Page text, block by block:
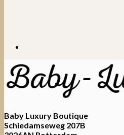
Baby Luxury Boutique
Schiedamseweg 207B